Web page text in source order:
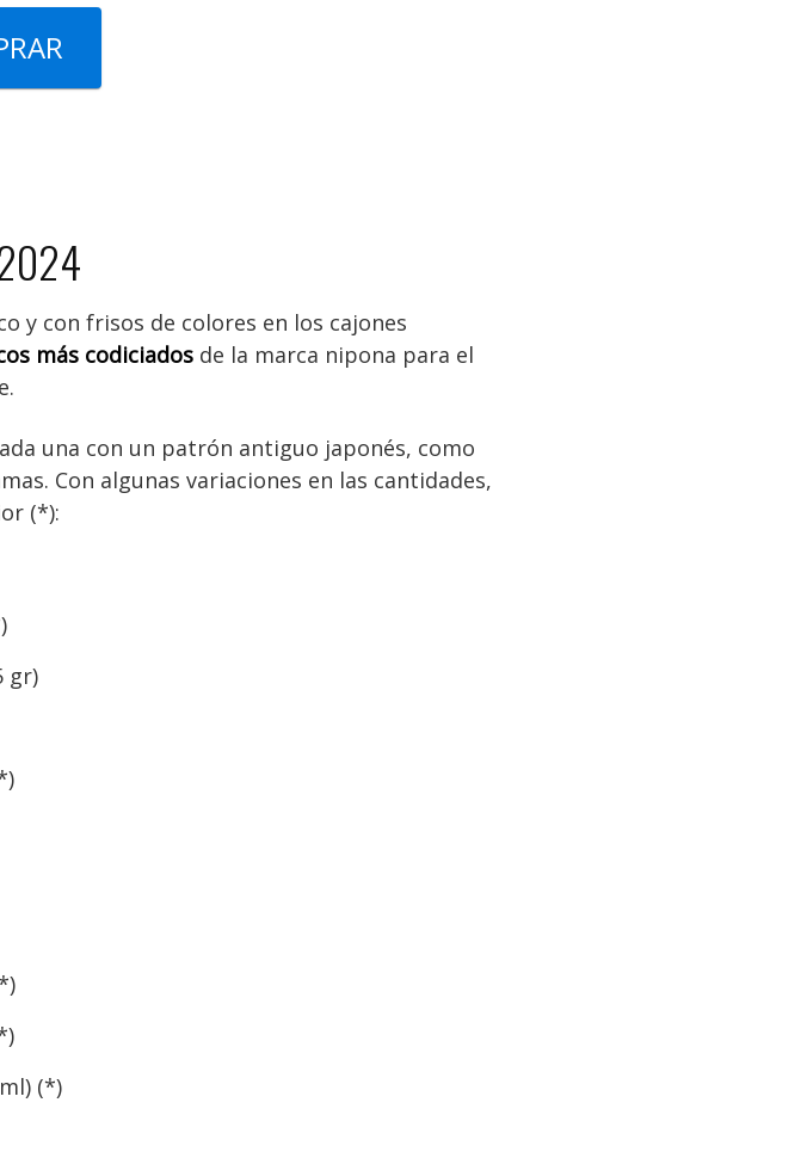
y con frisos de colores en los cajones
más codiciados de la marca nipona para el
una con un patrón antiguo japonés, como
Con algunas variaciones en las cantidades,
(*):
gr)
(*)